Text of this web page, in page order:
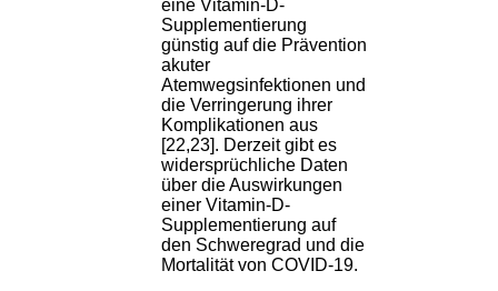
eine Vitamin-D-
Supplementierung
günstig auf die Prävention
akuter
Atemwegsinfektionen und
die Verringerung ihrer
Komplikationen aus
[22,23]. Derzeit gibt es
widersprüchliche Daten
über die Auswirkungen
einer Vitamin-D-
Supplementierung auf
den Schweregrad und die
Mortalität von COVID-19.